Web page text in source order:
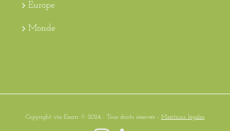
Europe
Monde
Copyright via Essorr © 2024 - Tous droits réservés - Mentions légales